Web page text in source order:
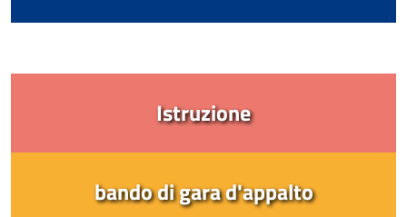
Istruzione
bando di gara d'appalto